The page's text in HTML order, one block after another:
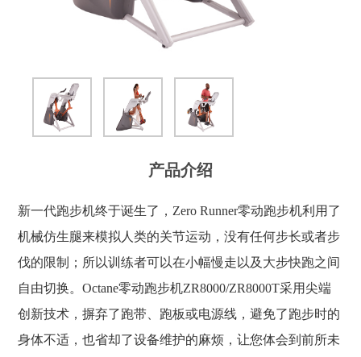
产品介绍
新一代跑步机终于诞生了，Zero Runner零动跑步机利用了
机械仿生腿来模拟人类的关节运动，没有任何步长或者步
伐的限制；所以训练者可以在小幅慢走以及大步快跑之间
自由切换。Octane零动跑步机ZR8000/ZR8000T采用尖端
创新技术，摒弃了跑带、跑板或电源线，避免了跑步时的
身体不适，也省却了设备维护的麻烦，让您体会到前所未